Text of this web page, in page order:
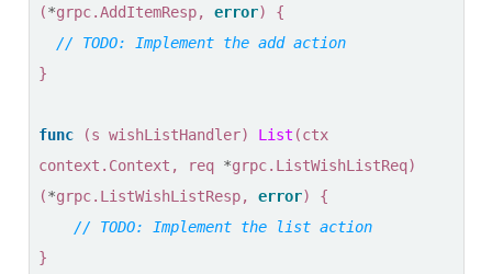
(*grpc.AddItemResp, error)
{
}
func (s wishListHandler) List (ctx
context . Context , req *grpc. ListWishListReq)
(*grpc. ListWishListResp, error)
{
}